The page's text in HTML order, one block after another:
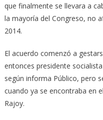
que finalmente se llevara a
la mayoría del Congreso, no
2014.
El acuerdo comenzó a
entonces presidente
según informa Público, pero
cuando ya se encontraba en
Rajoy.